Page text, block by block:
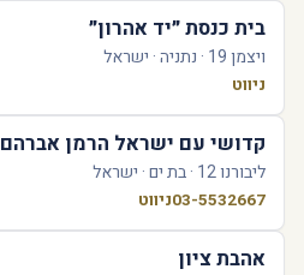
בית כנסת ״יד אהרון״
ויצמן 19 · נתניה · ישראל
ניווט
קדושי עם ישראל הרמן אברהם
ליבורנו 12 · בת ים · ישראל
03-5532667ניווט
אהבת ציון